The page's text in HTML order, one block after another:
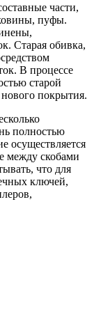
части,
пуфы.
Старая обивка,
В процессе
старой
покрытия.
полностью
осуществляется
между скобами
что для
ключей,